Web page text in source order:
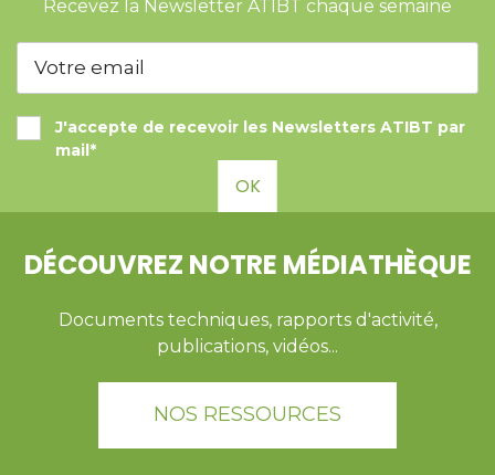
Recevez la Newsletter ATIBT chaque semaine
J'accepte de recevoir les Newsletters ATIBT par
mail*
OK
DÉCOUVREZ NOTRE MÉDIATHÈQUE
Documents techniques, rapports d'activité,
publications, vidéos...
NOS RESSOURCES